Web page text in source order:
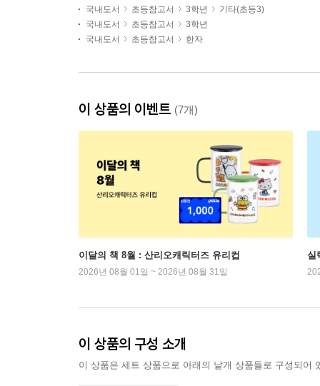
국내도서
초등참고서 3학년
기타(초등3)
국내도서
초등참고서
3학년
국내도서
초등참고서 한자
이 상품의 이벤트 (7개)
이달의 책 8월 : 산리오캐릭터즈 유리컵
2026년 08월 01일 ~ 2026년 08월 31일
실
이 상품의 구성 소개
이 상품은 세트 상품으로 아래의 낱개 상품들로 구성되어